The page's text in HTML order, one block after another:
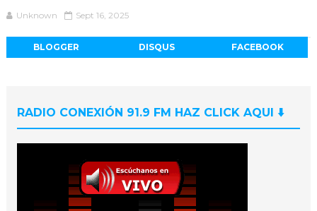
Unknown Sept 16, 2025
BLOGGER DISQUS FACEBOOK
RADIO CONEXIÓN 91.9 FM HAZ CLICK AQUI ⬇️